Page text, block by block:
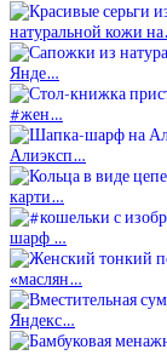
натуральной кожи
Янде…
#жен…
Алиэксп…
карти…
шарф …
«маслян…
Яндекс…